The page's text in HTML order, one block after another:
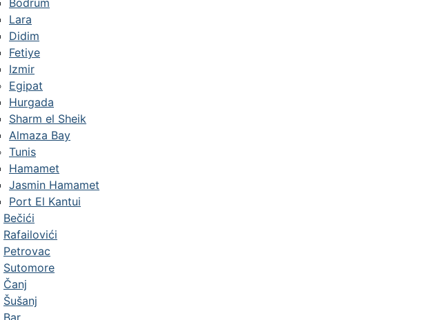
Bečići
Rafailovići
Petrovac
Sutomore
Čanj
Šušanj
Bar
Bodrum
Lara
Didim
Fetiye
Izmir
Egipat
Hurgada
Sharm el Sheik
Almaza Bay
Tunis
Hamamet
Jasmin Hamamet
Port El Kantui